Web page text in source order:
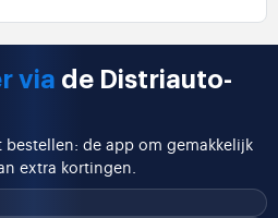
via de Distriauto-
de app om gemakkelijk
extra kortingen.